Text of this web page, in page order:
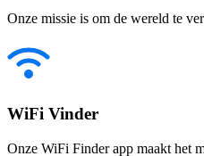
Onze missie is om de wereld te
WiFi Vinder
Onze WiFi Finder app maakt het